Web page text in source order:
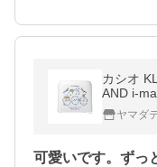
カシオ
AND i-
ヤマダ